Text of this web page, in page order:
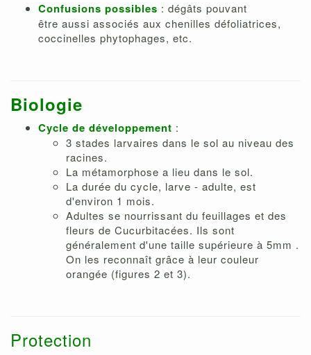
Confusions possibles : dégâts pouvant
être aussi associés aux chenilles défoliatrices,
coccinelles phytophages, etc.
Biologie
Cycle de développement :
3 stades larvaires dans le sol au niveau des
racines.
La métamorphose a lieu dans le sol.
La durée du cycle, larve - adulte, est
d'environ 1 mois.
Adultes se nourrissant du feuillages et des
fleurs de Cucurbitacées. Ils sont
généralement d'une taille supérieure à 5mm .
On les reconnaît grâce à leur couleur
orangée (figures 2 et 3).
Protection